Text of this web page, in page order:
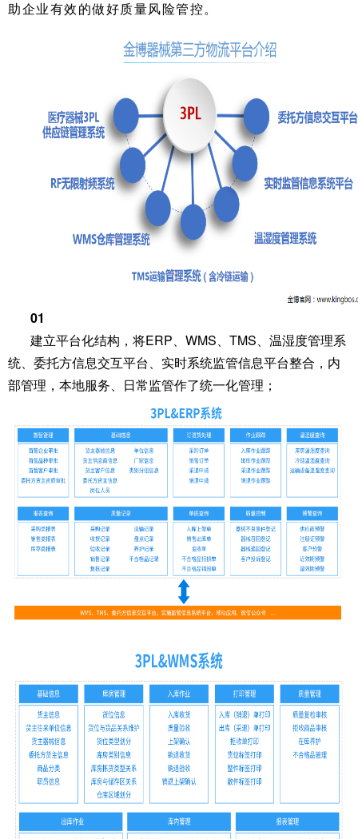
助企业有效的做好质量风险管控。
01
建立平台化结构，将ERP、WMS、TMS、温湿度管理系
统、委托方信息交互平台、实时系统监管信息平台整合，内
部管理，本地服务、日常监管作了统一化管理；